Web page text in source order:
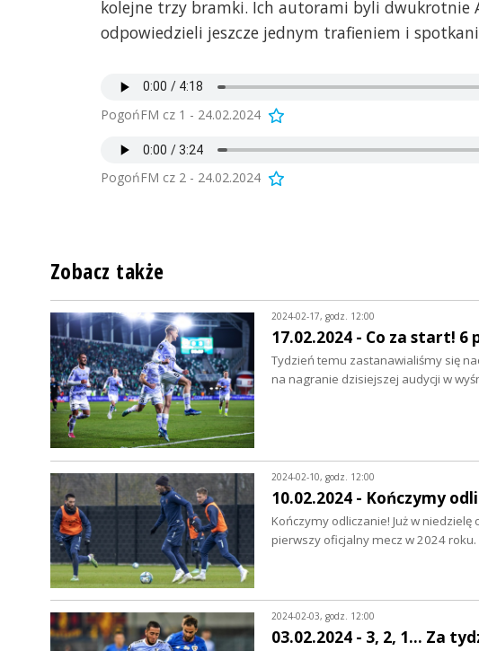
kolejne trzy bramki. Ich autorami byli dwukrotnie
odpowiedzieli jeszcze jednym trafieniem i
PogońFM cz 1 - 24.02.2024
PogońFM cz 2 - 24.02.2024
Zobacz także
2024-02-17, godz. 12:00
17.02.2024 - Co za start!
Tydzień temu zastanawialiśmy się
na nagranie dzisiejszej audycji w
2024-02-10, godz. 12:00
10.02.2024 - Kończymy
Kończymy odliczanie! Już w
pierwszy oficjalny mecz w 2024
2024-02-03, godz. 12:00
03.02.2024 - 3, 2, 1... Za